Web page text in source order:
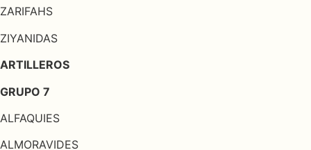
ZARIFAHS
ZIYANIDAS
ARTILLEROS
GRUPO 7
ALFAQUIES
ALMORAVIDES